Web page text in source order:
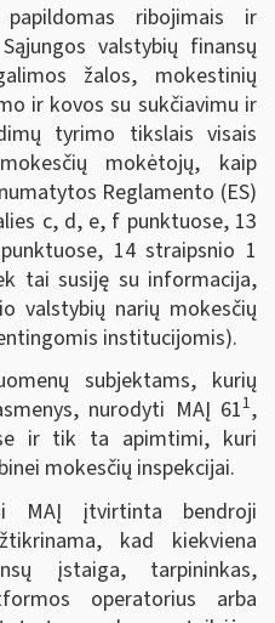
ribojimais ir
valstybių finansų
žalos, mokestinių
ir kovos su sukčiavimu ir
tyrimo tikslais visais
mokėtojų, kaip
Reglamento (ES)
c, d, e, f punktuose, 13
14 straipsnio 1
tai susiję su informacija,
valstybių narių mokesčių
institucijomis).
subjektams, kurių
nurodyti MAĮ 611,
ir tik ta apimtimi, kuri
mokesčių inspekcijai.
MAĮ įtvirtinta bendroji
kad kiekviena
įstaiga, tarpininkas,
operatorius arba